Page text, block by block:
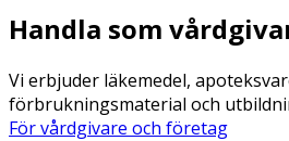
Handla som
Vi erbjuder läkemedel,
förbrukningsmaterial och
För vårdgivare och företag